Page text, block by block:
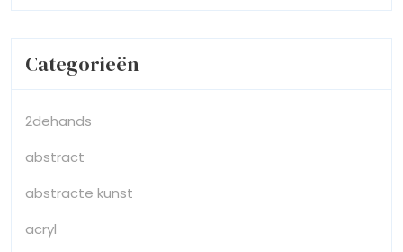
Categorieën
2dehands
abstract
abstracte kunst
acryl